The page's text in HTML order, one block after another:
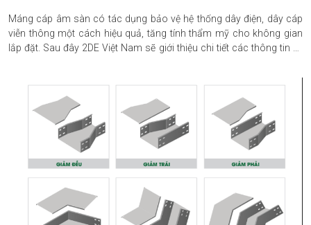
Máng cáp âm sàn có tác dụng bảo vệ hệ thống dây điện, dây cáp
viễn thông một cách hiệu quả, tăng tính thẩm mỹ cho không gian
lắp đặt. Sau đây 2DE Việt Nam sẽ giới thiệu chi tiết các thông tin về